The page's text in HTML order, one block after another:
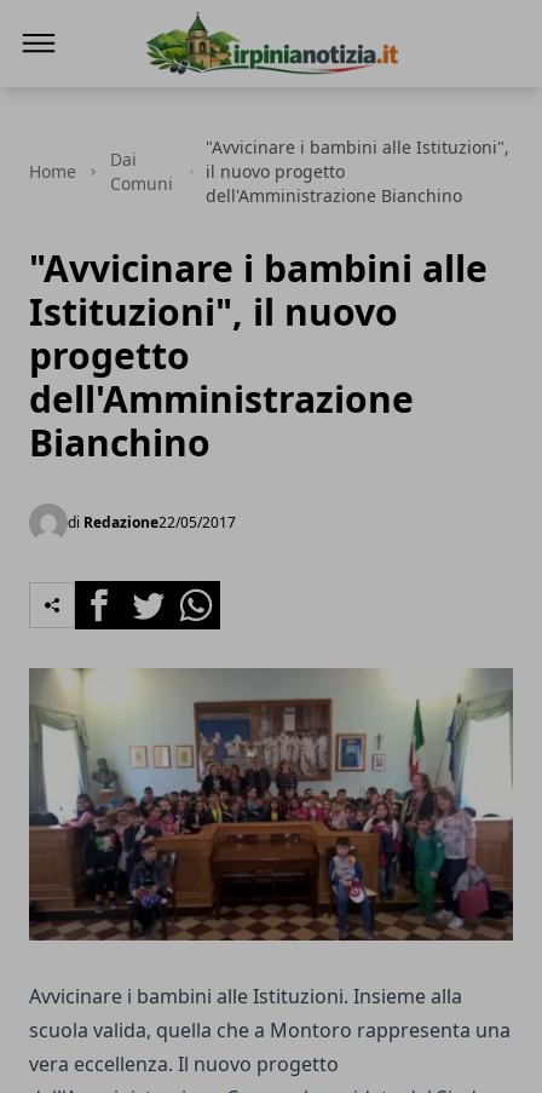
Home
Dai
Comuni
"Avvicinare i bambini alle Istituzioni",
il nuovo progetto
dell'Amministrazione Bianchino
"Avvicinare i bambini alle
Istituzioni", il nuovo
progetto
dell'Amministrazione
Bianchino
di Redazione22/05/2017
FacebookTwitterWhatsapp
Avvicinare i bambini alle Istituzioni. Insieme alla
scuola valida, quella che a Montoro rappresenta una
vera eccellenza. Il nuovo progetto